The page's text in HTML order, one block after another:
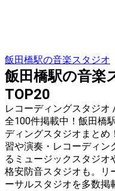
飯田橋駅の音楽スタジオ
飯田橋駅の音楽
TOP20
レコーディングスタジ
全100件掲載中！飯田橋
ディングスタジオまとめ
習や演奏・レコーディン
るミュージックスタジオ
格安防音スタジオも。リ
ーサルスタジオを多数掲